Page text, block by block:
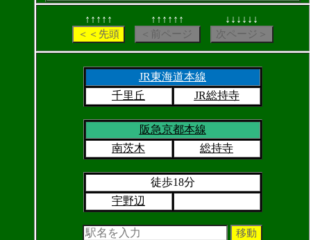
↑↑↑↑↑ ↑↑↑↑↑↑ ↓↓↓↓↓↓
JR東海道本線
千里丘
JR総持寺
阪急京都本線
南茨木
総持寺
徒歩18分
宇野辺